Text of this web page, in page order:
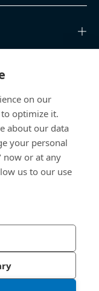
on our
optimize it.
about our data
your personal
now or at any
us to our use